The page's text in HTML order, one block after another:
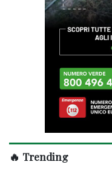
🔥 Trending